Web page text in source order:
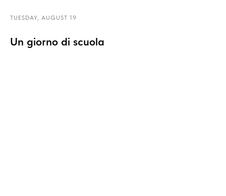
TUESDAY, AUGUST 19
Un giorno di scuola